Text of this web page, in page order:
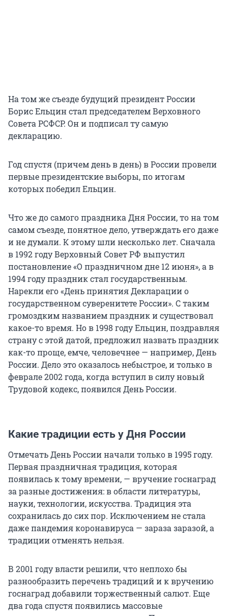
На том же съезде будущий президент России
Борис Ельцин стал председателем Верховного
Совета РСФСР. Он и подписал ту самую
декларацию.
Год спустя (причем день в день) в России провели
первые президентские выборы, по итогам
которых победил Ельцин.
Что же до самого праздника Дня России, то на том
самом съезде, понятное дело, утверждать его даже
и не думали. К этому шли несколько лет. Сначала
в 1992 году Верховный Совет РФ выпустил
постановление «О праздничном дне 12 июня», а в
1994 году праздник стал государственным.
Нарекли его «День принятия Декларации о
государственном суверенитете России». С таким
громоздким названием праздник и существовал
какое-то время. Но в 1998 году Ельцин, поздравляя
страну с этой датой, предложил назвать праздник
как-то проще, емче, человечнее — например, День
России. Дело это оказалось небыстрое, и только в
феврале 2002 года, когда вступил в силу новый
Трудовой кодекс, появился День России.
Какие традиции есть у Дня России
Отмечать День России начали только в 1995 году.
Первая праздничная традиция, которая
появилась к тому времени, — вручение госнаград
за разные достижения: в области литературы,
науки, технологии, искусства. Традиция эта
сохранилась до сих пор. Исключением не стала
даже пандемия коронавируса — зараза заразой, а
традиции отменять нельзя.
В 2001 году власти решили, что неплохо бы
разнообразить перечень традиций и к вручению
госнаград добавили торжественный салют. Еще
два года спустя появились массовые